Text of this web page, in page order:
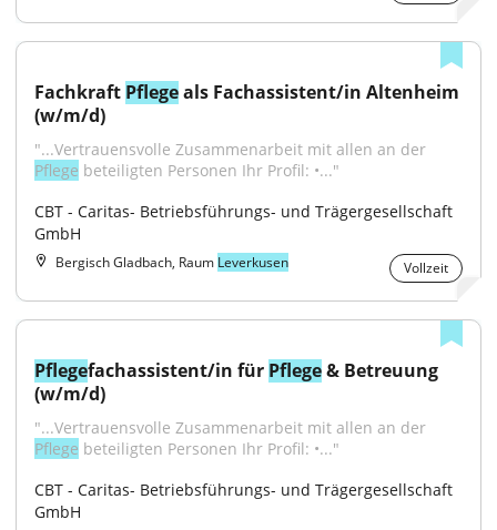
Fachkraft Pflege als Fachassistent/in Altenheim
(w/m/d)
Pflege beteiligten Personen Ihr Profil: •..."
CBT - Caritas- Betriebsführungs- und Trägergesellschaft
GmbH
Bergisch Gladbach, Raum Leverkusen Vollzeit
Pflegefachassistent/in für Pflege & Betreuung
(w/m/d)
Pflege beteiligten Personen Ihr Profil: •..."
CBT - Caritas- Betriebsführungs- und Trägergesellschaft
GmbH